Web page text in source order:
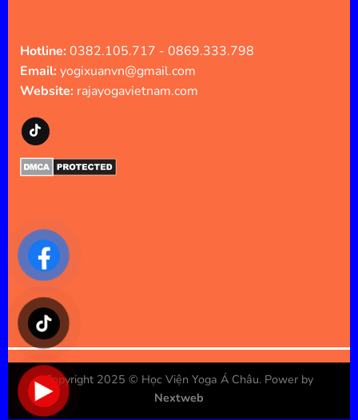
Hotline:0382.105.717 - 0869.333.798
Email:yogixuanvn@gmail.com
Website: rajayogavietnam.com
Copyright 2025 © Học Viện Yoga Á Châu. Power by
Nextweb